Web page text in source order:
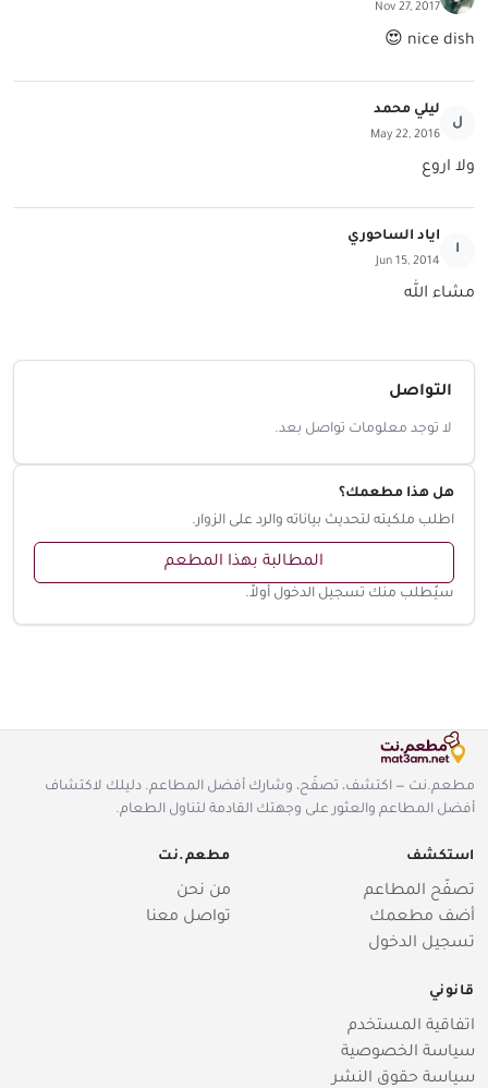
Nov 27, 2017
nice dish 😍
ل
ليلي محمد
May 22, 2016
ولا اروع
ا
اياد الساحوري
Jun 15, 2014
مشاء الله
التواصل
لا توجد معلومات تواصل بعد.
هل هذا مطعمك؟
اطلب ملكيته لتحديث بياناته والرد على الزوار.
المطالبة بهذا المطعم
سيُطلب منك تسجيل الدخول أولاً.
مطعم.نت — اكتشف، تصفّح، وشارك أفضل المطاعم. دليلك لاكتشاف
أفضل المطاعم والعثور على وجهتك القادمة لتناول الطعام.
استكشف
تصفّح المطاعم
أضف مطعمك
تسجيل الدخول
مطعم.نت
من نحن
تواصل معنا
قانوني
اتفاقية المستخدم
سياسة الخصوصية
سياسة حقوق النشر